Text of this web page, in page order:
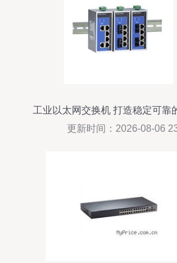
工业以太网交换机 打造稳定可靠
更新时间：2026-08-06